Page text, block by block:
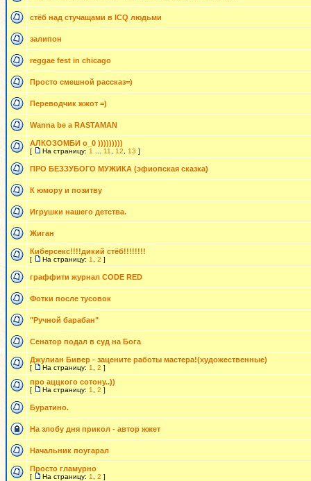
стёб над стучащами в ICQ людьми
залипон
reggae fest in chicago
Просто смешной рассказ=)
Переводчик жжот =)
Wanna be a RASTAMAN
АЛКОЗОМБИ о_0 )))))))))
[ На страницу: 1 11 12 13 ]
ПРО БЕЗЗУБОГО МУЖИКА (эфиопская сказка)
К юмору и позитву
Игрушки нашего детства.
Жиган
Киберсекс!!!!дикий стёб!!!!!!!!
[ На страницу: 1 2 ]
граффити журнал CODE RED
Фотки после тусовок
"Ручной барабан"
Сенатор подал в суд на Бога
Джулиан Бивер - зацените работы мастера!(художественные)
[ На страницу: 1 2 ]
про аццкого сотону..))
[ На страницу: 1 2 ]
Буратино.
На злобу дня прикол - автор жжет
Начальник поугарал
Просто гламурно
[ На страницу: 1 2 ]